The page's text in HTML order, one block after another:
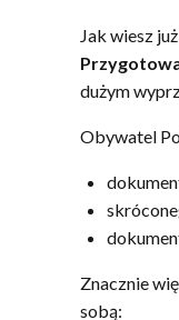
Jak wiesz
dużym
Obywatel
Znacznie
sobą: